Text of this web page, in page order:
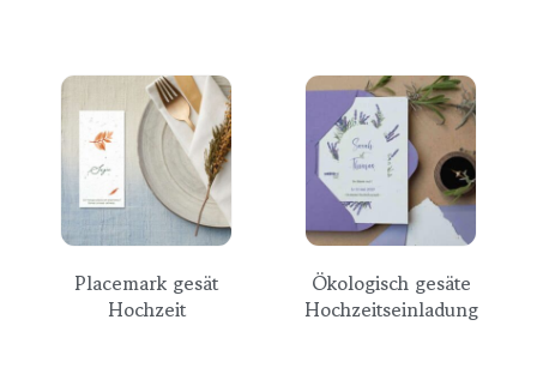
Placemark gesät
Hochzeit
Ökologisch gesäte
Hochzeitseinladung